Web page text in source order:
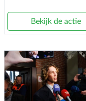
Bekijk de actie